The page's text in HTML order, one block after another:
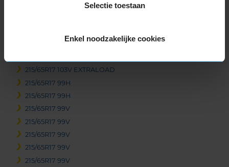
Selectie toestaan
Enkel noodzakelijke cookies
215/55R17 98V EXTRALOAD
215/60R17 96V
215/65R17 103V EXTRALOAD
215/65R17 99H
215/65R17 99H
215/65R17 99V
215/65R17 99V
215/65R17 99V
215/65R17 99V
215/65R17 99V